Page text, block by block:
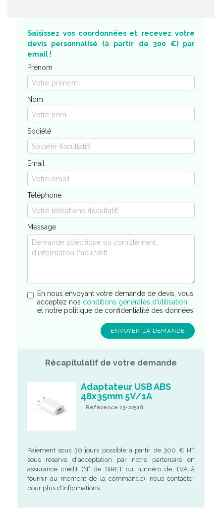
Saisissez vos coordonnées et recevez votre
devis personnalisé (à partir de 300 €) par
email !
Prénom
Nom
Société
Email
Téléphone
Message
En nous envoyant votre demande de devis, vous
acceptez nos conditions générales d’utilisation
et notre politique de confidentialité des données.
Récapitulatif de votre demande
Adaptateur USB ABS
48x35mm 5V/1A
Référence 13-22518
Paiement sous 30 jours possible à partir de 300 € HT
sous réserve d'acceptation par notre partenaire en
assurance crédit (N° de SIRET ou numéro de TVA à
fournir au moment de la commande), nous contacter
pour plus d'informations.